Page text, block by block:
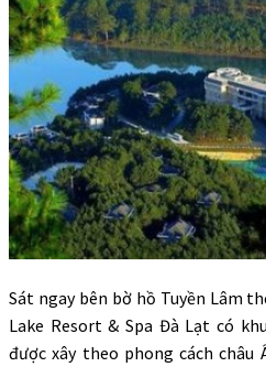
Sát ngay bên bờ hồ Tuyền Lâm
Lake Resort & Spa Đà Lạt có
được xây theo phong cách